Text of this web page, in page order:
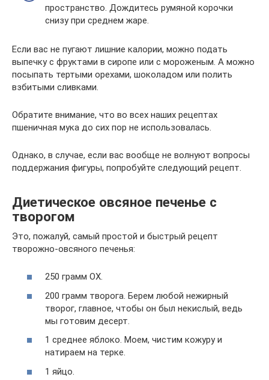
пространство. Дождитесь румяной корочки
снизу при среднем жаре.
Если вас не пугают лишние калории, можно подать
выпечку с фруктами в сиропе или с мороженым. А можно
посыпать тертыми орехами, шоколадом или полить
взбитыми сливками.
Обратите внимание, что во всех наших рецептах
пшеничная мука до сих пор не использовалась.
Однако, в случае, если вас вообще не волнуют вопросы
поддержания фигуры, попробуйте следующий рецепт.
Диетическое овсяное печенье с
творогом
Это, пожалуй, самый простой и быстрый рецепт
творожно-овсяного печенья:
250 грамм ОХ.
200 грамм творога. Берем любой нежирный
творог, главное, чтобы он был некислый, ведь
мы готовим десерт.
1 среднее яблоко. Моем, чистим кожуру и
натираем на терке.
1 яйцо.